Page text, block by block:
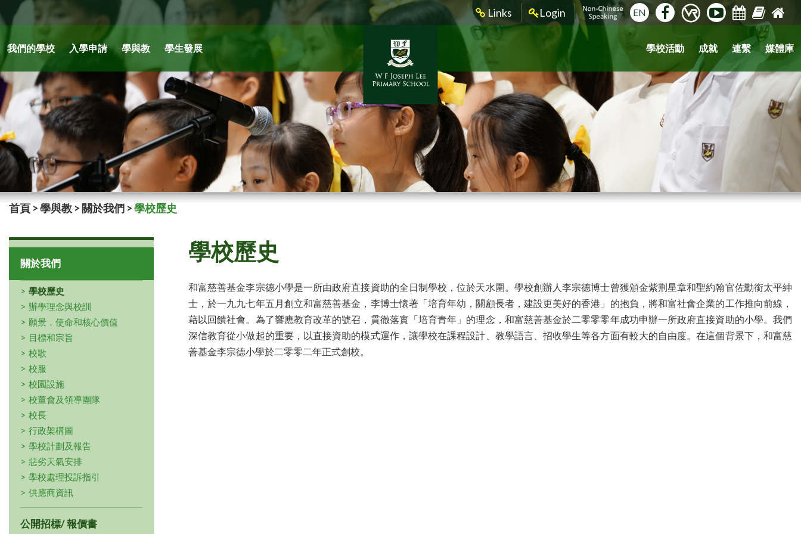
Links Login EN
我們的學校 入學申請 學與教 學生發展 學校活動 成就 連繫 媒體庫
首頁 >學與教 > 關於我們 >學校歷史
關於我們
學校歷史
辦學理念與校訓
願景，使命和核心價值
目標和宗旨
校歌
校服
校園設施
校董會及領導團隊
校長
行政架構圖
學校計劃及報告
惡劣天氣安排
學校處理投訴指引
供應商資訊
公開招標/ 報價書
學校歷史
和富慈善基金李宗德小學是一所由政府直接資助的全日制學校，位於天水圍。學校創辦人李宗德博士曾獲頒金紫荆星章和聖約翰官佐勳銜太平紳
士，於一九九七年五月創立和富慈善基金，李博士懷著「培育年幼，關顧長者，建設更美好的香港」的抱負，將和富社會企業的工作推向前線，
藉以回饋社會。為了響應教育改革的號召，貫徹落實「培育青年」的理念，和富慈善基金於二零零零年成功申辦一所政府直接資助的小學。我們
深信教育從小做起的重要，以直接資助的模式運作，讓學校在課程設計、教學語言、招收學生等各方面有較大的自由度。在這個背景下，和富慈
善基金李宗德小學於二零零二年正式創校。